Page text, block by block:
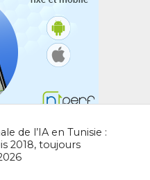
de l’IA en Tunisie :
2018, toujours